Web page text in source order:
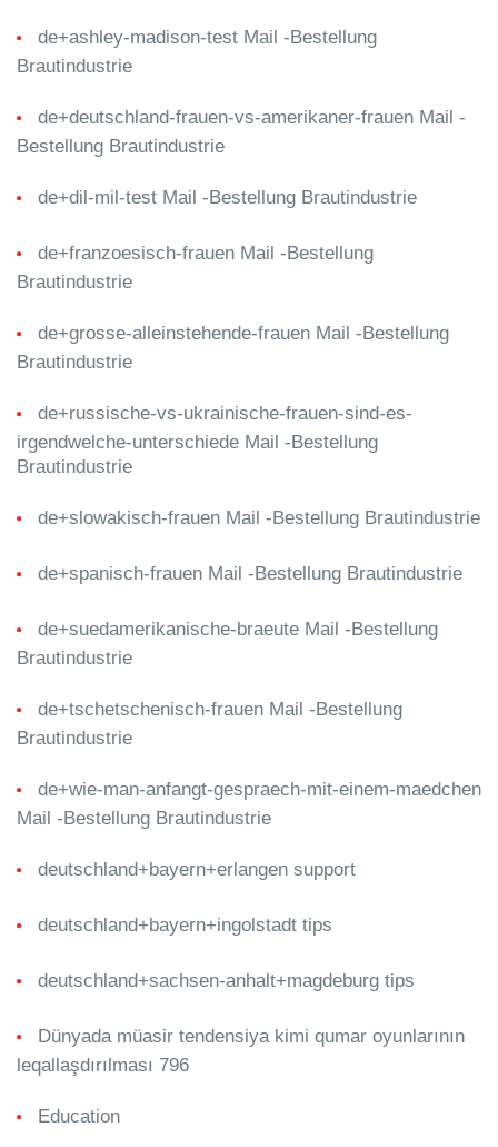
de+ashley-madison-test Mail -Bestellung
Brautindustrie
de+deutschland-frauen-vs-amerikaner-frauen Mail -
Bestellung Brautindustrie
de+dil-mil-test Mail -Bestellung Brautindustrie
de+franzoesisch-frauen Mail -Bestellung
Brautindustrie
de+grosse-alleinstehende-frauen Mail -Bestellung
Brautindustrie
de+russische-vs-ukrainische-frauen-sind-es-
irgendwelche-unterschiede Mail -Bestellung
Brautindustrie
de+slowakisch-frauen Mail -Bestellung Brautindustrie
de+spanisch-frauen Mail -Bestellung Brautindustrie
de+suedamerikanische-braeute Mail -Bestellung
Brautindustrie
de+tschetschenisch-frauen Mail -Bestellung
Brautindustrie
de+wie-man-anfangt-gespraech-mit-einem-maedchen
Mail -Bestellung Brautindustrie
deutschland+bayern+erlangen support
deutschland+bayern+ingolstadt tips
deutschland+sachsen-anhalt+magdeburg tips
Dünyada müasir tendensiya kimi qumar oyunlarının
leqallaşdırılması 796
Education